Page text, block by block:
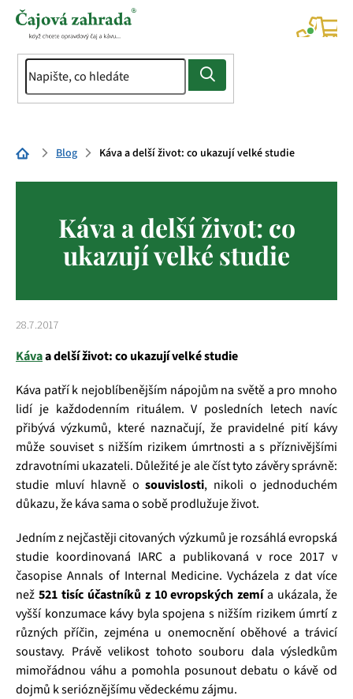
Přejít
Domů Blog Káva a delší život: co ukazují velké studie
Káva a delší život: co
ukazují velké studie
28.7.2017
Kávaa delší život: co ukazují velké studie
Káva patří k nejoblíbenějším nápojům na světě a pro mnoho
lidí je každodenním rituálem. V posledních letech navíc
přibývá výzkumů, které naznačují, že pravidelné pití kávy
může souviset s nižším rizikem úmrtnosti a s příznivějšími
zdravotními ukazateli. Důležité je ale číst tyto závěry správně:
studie mluví hlavně osouvislosti, nikoli o jednoduchém
důkazu, že káva sama o sobě prodlužuje život.
Jedním z nejčastěji citovaných výzkumů je rozsáhlá evropská
studie koordinovaná IARC a publikovaná v roce 2017 v
časopise Annals of Internal Medicine. Vycházela z dat více
než 521 tisíc účastníků z 10 evropských zemía ukázala, že
vyšší konzumace kávy byla spojena s nižším rizikem úmrtí z
různých příčin, zejména u onemocnění oběhové a trávicí
soustavy. Právě velikost tohoto souboru dala výsledkům
mimořádnou váhu a pomohla posunout debatu o kávě od
dojmů k serióznějšímu vědeckému zájmu.